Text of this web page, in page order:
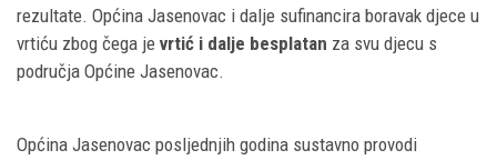
rezultate. Općina Jasenovac i dalje sufinancira boravak djece u
vrtiću zbog čega je vrtić i dalje besplatan za svu djecu s
područja Općine Jasenovac.
Općina Jasenovac posljednjih godina sustavno provodi